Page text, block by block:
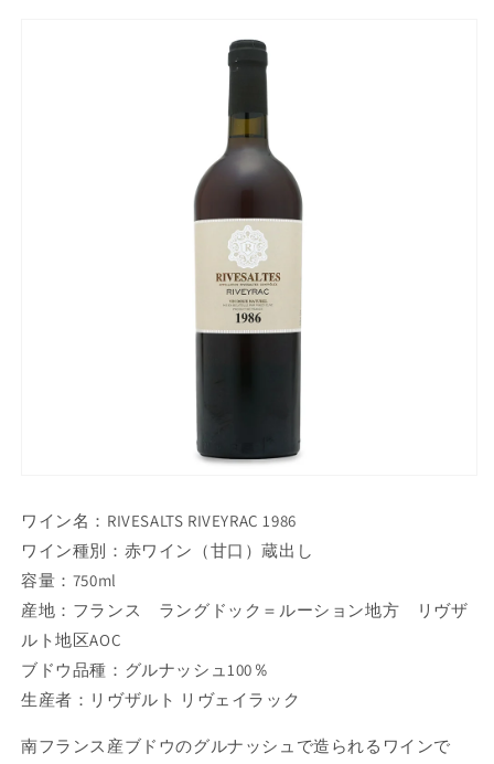
ワイン名：RIVESALTS RIVEYRAC 1986
ワイン種別：赤ワイン（甘口）蔵出し
容量：750ml
産地：フランス ラングドック＝ルーション地方 リヴザ
ルト地区AOC
ブドウ品種：グルナッシュ100％
生産者：リヴザルト リヴェイラック
南フランス産ブドウのグルナッシュで造られるワインで